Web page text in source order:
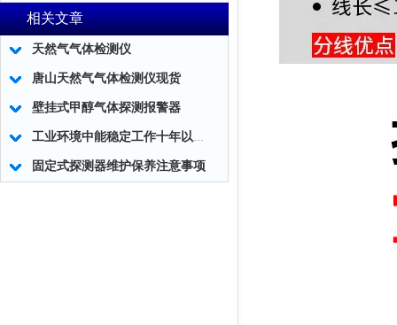
相关文章
天然气气体检测仪
唐山天然气气体检测仪现货
壁挂式甲醇气体探测报警器
工业环境中能稳定工作十年以上？硫化氢探测器竟然如此坚挺！
固定式探测器维护保养注意事项